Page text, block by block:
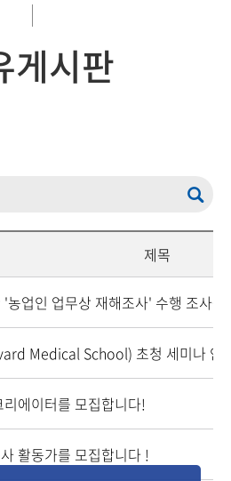
게시판
제목
농업인 업무상 재해조사' 수행 조사원
Medical School) 초청 세미나 안
에이터를 모집합니다!
활동가를 모집합니다 !